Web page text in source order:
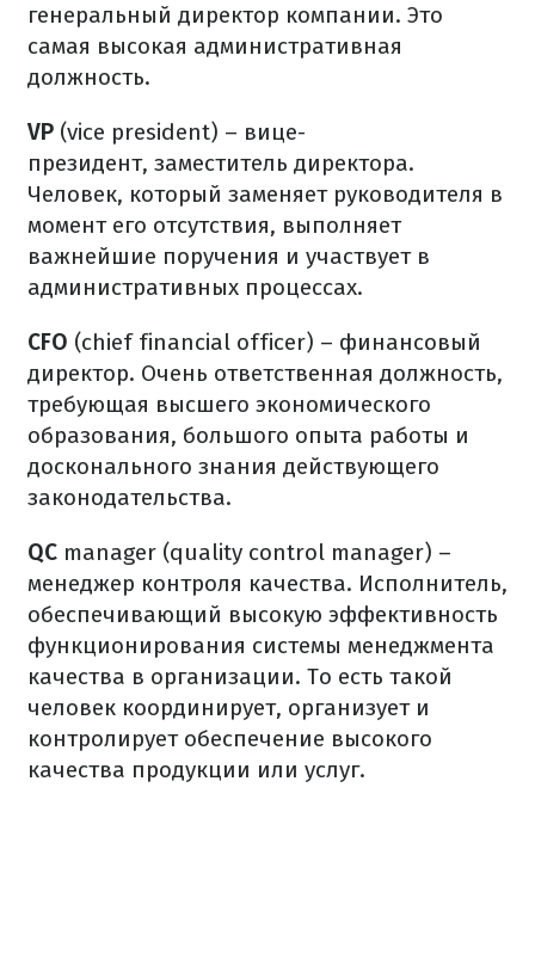
генеральный директор компании. Это
самая высокая административная
должность.
VP (vice president) – вице-
президент, заместитель директора.
Человек, который заменяет руководителя в
момент его отсутствия, выполняет
важнейшие поручения и участвует в
административных процессах.
CFO (chief financial officer) – финансовый
директор. Очень ответственная должность,
требующая высшего экономического
образования, большого опыта работы и
досконального знания действующего
законодательства.
QC manager (quality control manager) –
менеджер контроля качества. Исполнитель,
обеспечивающий высокую эффективность
функционирования системы менеджмента
качества в организации. То есть такой
человек координирует, организует и
контролирует обеспечение высокого
качества продукции или услуг.